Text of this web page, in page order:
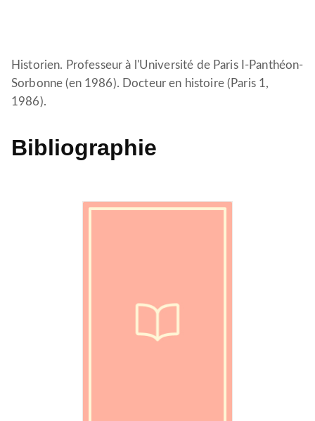
Historien. Professeur à l'Université de Paris I-Panthéon-
Sorbonne (en 1986). Docteur en histoire (Paris 1,
1986).
Bibliographie